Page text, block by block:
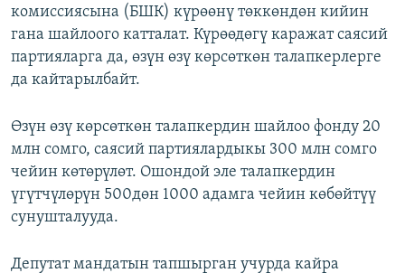
комиссиясына (БШК) күрөөнү төккөндөн кийин
гана шайлоого катталат. Күрөөдөгү каражат саясий
партияларга да, өзүн өзү көрсөткөн талапкерлерге
да кайтарылбайт.
Өзүн өзү көрсөткөн талапкердин шайлоо фонду 20
млн сомго, саясий партиялардыкы 300 млн сомго
чейин көтөрүлөт. Ошондой эле талапкердин
үгүтчүлөрүн 500дөн 1000 адамга чейин көбөйтүү
сунушталууда.
Депутат мандатын тапшырган учурда кайра